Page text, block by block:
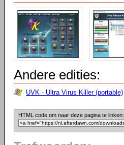
Andere edities:
UVK - Ultra Virus Killer (portable)
HTML code om naar deze pagina te linken: